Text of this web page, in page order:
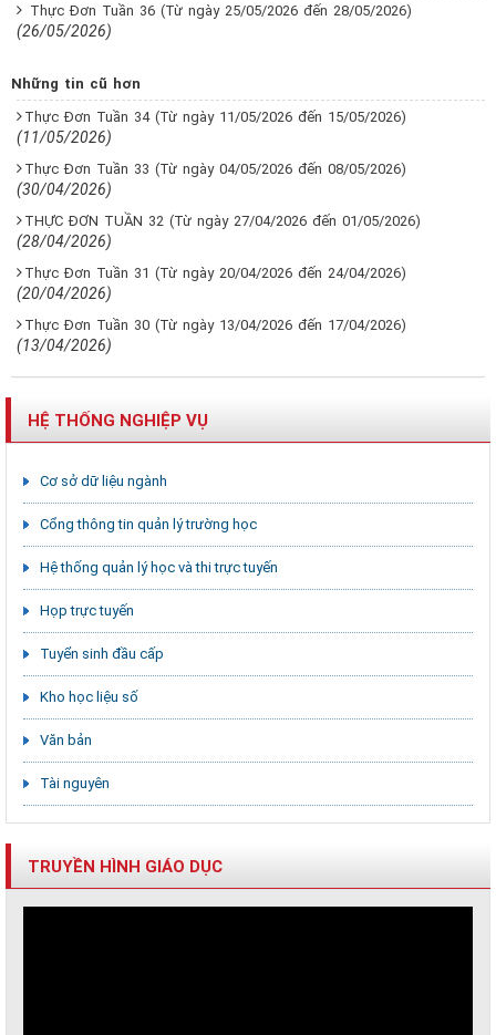
Thực Đơn Tuần 36 (Từ ngày 25/05/2026 đến 28/05/2026)
(26/05/2026)
Những tin cũ hơn
Thực Đơn Tuần 34 (Từ ngày 11/05/2026 đến 15/05/2026)
(11/05/2026)
Thực Đơn Tuần 33 (Từ ngày 04/05/2026 đến 08/05/2026)
(30/04/2026)
THỰC ĐƠN TUẦN 32 (Từ ngày 27/04/2026 đến 01/05/2026)
(28/04/2026)
Thực Đơn Tuần 31 (Từ ngày 20/04/2026 đến 24/04/2026)
(20/04/2026)
Thực Đơn Tuần 30 (Từ ngày 13/04/2026 đến 17/04/2026)
(13/04/2026)
HỆ THỐNG NGHIỆP VỤ
Cơ sở dữ liệu ngành
Cổng thông tin quản lý trường học
Hệ thống quản lý học và thi trực tuyến
Họp trực tuyến
Tuyển sinh đầu cấp
Kho học liệu số
Văn bản
Tài nguyên
TRUYỀN HÌNH GIÁO DỤC